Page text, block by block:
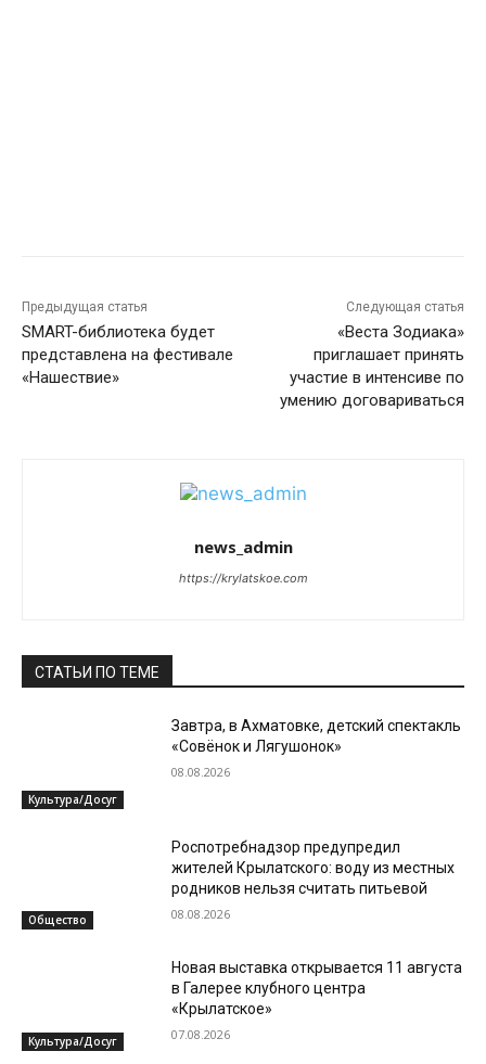
Предыдущая статья
SMART-библиотека будет
представлена на фестивале
«Нашествие»
Следующая статья
«Веста Зодиака»
приглашает принять
участие в интенсиве по
умению договариваться
news_admin
https://krylatskoe.com
СТАТЬИ ПО ТЕМЕ
Культура/Досуг
Завтра, в Ахматовке, детский спектакль
«Совёнок и Лягушонок»
08.08.2026
Общество
Роспотребнадзор предупредил
жителей Крылатского: воду из местных
родников нельзя считать питьевой
08.08.2026
Культура/Досуг
Новая выставка открывается 11 августа
в Галерее клубного центра
«Крылатское»
07.08.2026